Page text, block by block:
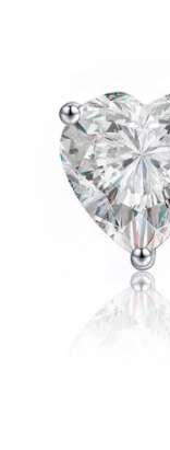
Dámske
hodinky
Ostatné